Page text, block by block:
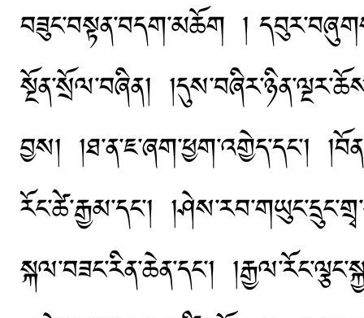
བཟུང་བསྟན་བདག་མཆོག །
སྔོན་སྲོལ་བཞིན།
བྱས། །ཐ་ན་ཇ་ཞག་ཕྱག་འགྱེད་དང་།
རོང་ཚེ་རྒྱམ་དང་།
སྐལ་བཟང་རིན་ཆེན་དང་།